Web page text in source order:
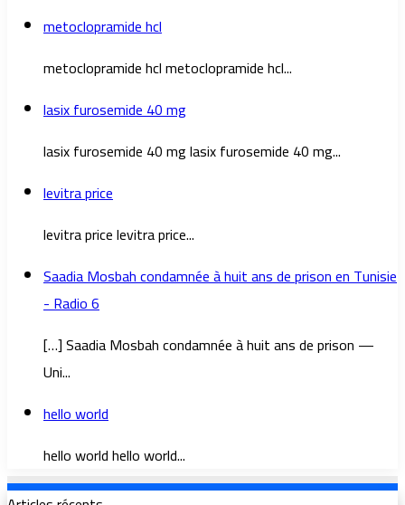
metoclopramide hcl
metoclopramide hcl metoclopramide hcl...
lasix furosemide 40 mg
lasix furosemide 40 mg lasix furosemide 40 mg...
levitra price
levitra price levitra price...
Saadia Mosbah condamnée à huit ans de prison en Tunisie
- Radio 6
[…] Saadia Mosbah condamnée à huit ans de prison —
Uni...
hello world
hello world hello world...